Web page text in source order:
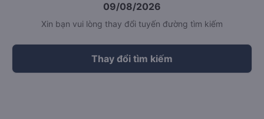
09/08/2026
Xin bạn vui lòng thay đổi tuyến đường tìm kiếm
Thay đổi tìm kiếm